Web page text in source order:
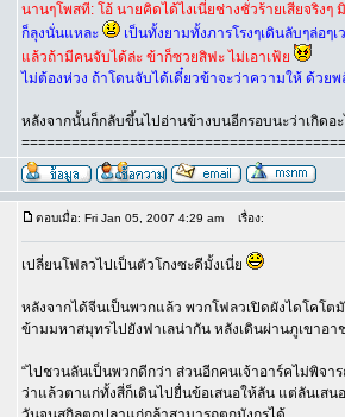
นานๆโพสที: โอ้ นายคิดได้ไงเนี่ยช่างชั่วร้ายเสียจริง
ก็ลุงนั่นแหละ
เป็นทั้งยามทั้งภารโรงๆเดินลับๆล่อๆ
แล้วถ้ามีคนจับได้ล่ะ ข้าก็ซวยสิฟะ ไม่เอาเฟ้ย
ไม่ต้องห่วง ถ้าโดนจับได้เดี๋ยวข้าจะว่าความให้ ด้วย
หลังจากนั้นก็กลับขึ้นไปอ่านข้างบนอีกรอบนะว่าเกิดอ
ตอบเมื่อ: Fri Jan 05, 2007 4:29 am เรื่อง:
เปลี่ยนโฟลวไปเป็นตัวโกงซะดีมั้งเนี่ย
หลังจากได้จีนเป็นพวกแล้ว พวกโฟลวเปิดผังไดโคโต
ข้ามมหาสมุทรไปยังฟาเลน่ากัน หลังเดินผ่านภูเขาอ
“ไปชวนลันเป็นพวกดีกว่า ส่วนอีกคนเจ้าอาร์คไม่พิจา
ว่าแล้วตาแก่ทั้งสี่ก็เดินไปยื่นข้อเสนอให้ลัน แต่ลันเส